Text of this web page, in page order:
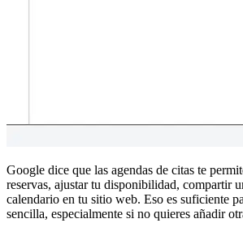
Google dice que las agendas de citas te
reservas, ajustar tu disponibilidad, compartir
calendario en tu sitio web. Eso es suficiente
sencilla, especialmente si no quieres añadir